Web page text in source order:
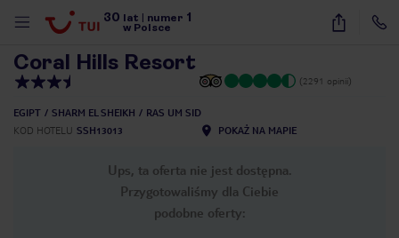
30 lat numer 1
w Polsce
9
Coral Hills Resort
(2291 opinii)
EGIPT SHARM EL SHEIKH
RAS UM SID
KOD HOTELU SSH13013 POKAŻ NA MAPIE
Ups, ta oferta nie jest dostępna.
Przygotowaliśmy dla Ciebie
podobne oferty: